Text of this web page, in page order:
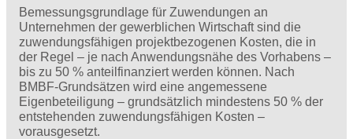
Bemessungsgrundlage für Zuwendungen an
Unternehmen der gewerblichen Wirtschaft sind die
zuwendungsfähigen projektbezogenen Kosten, die in
der Regel – je nach Anwendungsnähe des Vorhabens –
bis zu 50 % anteilfinanziert werden können. Nach
BMBF-Grundsätzen wird eine angemessene
Eigenbeteiligung – grundsätzlich mindestens 50 % der
entstehenden zuwendungsfähigen Kosten –
vorausgesetzt.